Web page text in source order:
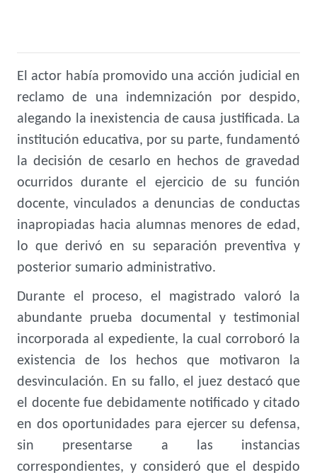
El actor había promovido una acción judicial en
reclamo de una indemnización por despido,
alegando la inexistencia de causa justificada. La
institución educativa, por su parte, fundamentó
la decisión de cesarlo en hechos de gravedad
ocurridos durante el ejercicio de su función
docente, vinculados a denuncias de conductas
inapropiadas hacia alumnas menores de edad,
lo que derivó en su separación preventiva y
posterior sumario administrativo.
Durante el proceso, el magistrado valoró la
abundante prueba documental y testimonial
incorporada al expediente, la cual corroboró la
existencia de los hechos que motivaron la
desvinculación. En su fallo, el juez destacó que
el docente fue debidamente notificado y citado
en dos oportunidades para ejercer su defensa,
sin presentarse a las instancias
correspondientes, y consideró que el despido